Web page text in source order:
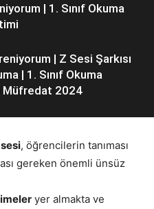
| 1. Sınıf Okuma
| Z Sesi Şarkısı
| 1. Sınıf Okuma
Müfredat 2024
, öğrencilerin tanıması
gereken önemli ünsüz
yer almakta ve